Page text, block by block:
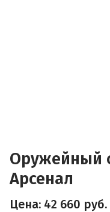
Оружейный
Арсенал
Цена: 42 660 руб.